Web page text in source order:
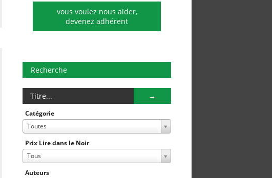
vous voulez nous aider,
devenez adhérent
Recherche
Catégorie
Toutes
Prix Lire dans le Noir
Tous
Auteurs